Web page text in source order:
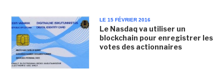
LE 15 FÉVRIER 2016
Le Nasdaq va utiliser un
blockchain pour enregistrer les
votes des actionnaires